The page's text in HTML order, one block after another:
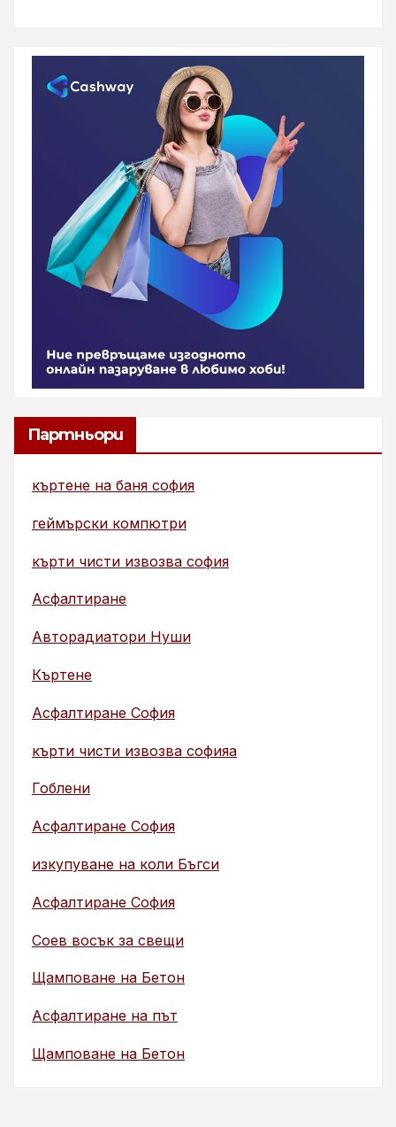
Партньори
къртене на баня софия
геймърски компютри
кърти чисти извозва софия
Асфалтиране
Авторадиатори Нуши
Къртене
Асфалтиране София
кърти чисти извозва софияа
Гоблени
Асфалтиране София
изкупуване на коли Бъгси
Асфалтиране София
Соев восък за свещи
Щамповане на Бетон
Асфалтиране на път
Щамповане на Бетон